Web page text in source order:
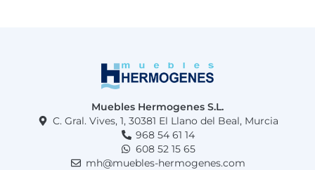
Muebles Hermogenes S.L.
C. Gral. Vives, 1, 30381 El Llano del Beal, Murcia
968 54 61 14
608 52 15 65
mh@muebles-hermogenes.com